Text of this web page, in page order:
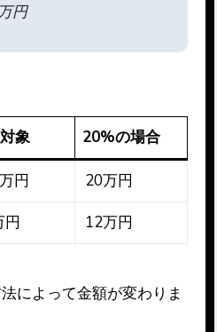
円
象 20%の場合
円 20万円
円 12万円
によって金額が変わりま